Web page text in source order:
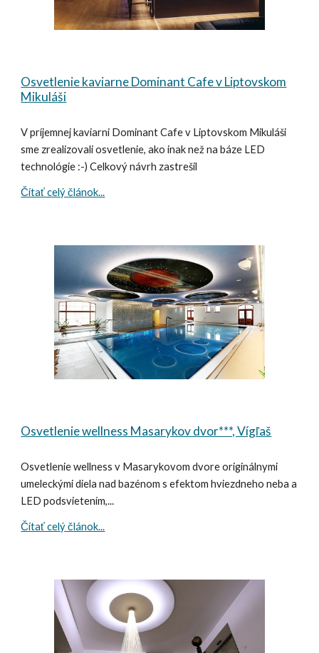
Osvetlenie kaviarne Dominant Cafe v Liptovskom
Mikuláši
V príjemnej kaviarni Dominant Cafe v Liptovskom Mikuláši
sme zrealizovali osvetlenie, ako inak než na báze LED
technológie :-) Celkový návrh zastrešil
Čítať celý článok...
Osvetlenie wellness Masarykov dvor***, Vígľaš
Osvetlenie wellness v Masarykovom dvore originálnymi
umeleckými diela nad bazénom s efektom hviezdneho neba a
LED podsvietením,...
Čítať celý článok...